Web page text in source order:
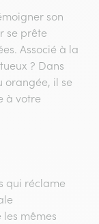
son
se prête
Associé à la
? Dans
orangée, il se
à votre
qui réclame
mêmes